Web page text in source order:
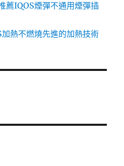
薦IQOS煙彈不通用煙彈插
熱不燃燒先進的加熱技術